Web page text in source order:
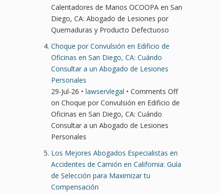
Calentadores de Manos OCOOPA en San
Diego, CA: Abogado de Lesiones por
Quemaduras y Producto Defectuoso
Choque por Convulsión en Edificio de
Oficinas en San Diego, CA: Cuándo
Consultar a un Abogado de Lesiones
Personales
29-Jul-26 • lawservlegal • Comments Off
on Choque por Convulsión en Edificio de
Oficinas en San Diego, CA: Cuándo
Consultar a un Abogado de Lesiones
Personales
Los Mejores Abogados Especialistas en
Accidentes de Camión en California: Guía
de Selección para Maximizar tu
Compensación